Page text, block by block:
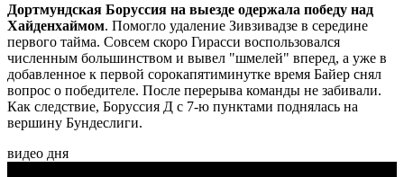
Дортмундская Боруссия на выезде одержала победу над
Хайденхаймом. Помогло удаление Зивзивадзе в середине
первого тайма. Совсем скоро Гирасси воспользовался
численным большинством и вывел "шмелей" вперед, а уже в
добавленное к первой сорокапятиминутке время Байер снял
вопрос о победителе. После перерыва команды не забивали.
Как следствие, Боруссия Д с 7-ю пунктами поднялась на
вершину Бундеслиги.
видео дня